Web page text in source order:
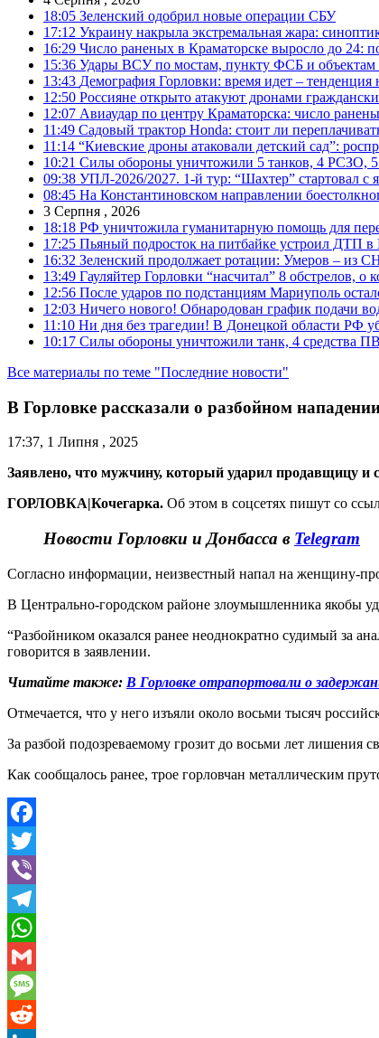
18:05 Зеленский одобрил новые операции СБУ
17:12 Украину накрыла экстремальная жара:
16:29 Число раненых в Краматорске выросло до 24:
15:36 Удары ВСУ по мостам, пункту ФСБ и объектам
13:43 Демография Горловки: время идет – тенденция
12:50 Россияне открыто атакуют дронами
12:07 Авиаудар по центру Краматорска: число
11:49 Садовый трактор Honda: стоит ли
11:14 “Киевские дроны атаковали детский сад”:
10:21 Силы обороны уничтожили 5 танков, 4 РСЗО, 5
09:38 УПЛ-2026/2027. 1-й тур: “Шахтер” стартовал с
08:45 На Константиновском направлении
3 Серпня , 2026
18:18 РФ уничтожила гуманитарную помощь для
17:25 Пьяный подросток на питбайке устроил ДТП в
16:32 Зеленский продолжает ротации: Умеров –
13:49 Гауляйтер Горловки “насчитал” 8 обстрелов,
12:56 После ударов по подстанциям Мариуполь
12:03 Ничего нового! Обнародован график подачи
11:10 Ни дня без трагедии! В Донецкой области РФ
10:17 Силы обороны уничтожили танк, 4 средства
Все материалы по теме "Последние новости"
В Горловке рассказали о разбойном
17:37, 1 Липня , 2025
Заявлено, что мужчину, который ударил продавщицу и
ГОРЛОВКА|Кочегарка. Об этом в соцсетях пишут со
Новости Горловки и Донбасса в Telegram
Согласно информации, неизвестный напал на женщину-
В Центрально-городском районе злоумышленника якобы
“Разбойником оказался ранее неоднократно судимый за
говорится в заявлении.
Читайте также: В Горловке отрапортовали о
Отмечается, что у него изъяли около восьми тысяч
За разбой подозреваемому грозит до восьми лет лишения
Как сообщалось ранее, трое горловчан металлическим
Facebook
Twitter
Viber
Telegram
WhatsApp
Gmail
Message